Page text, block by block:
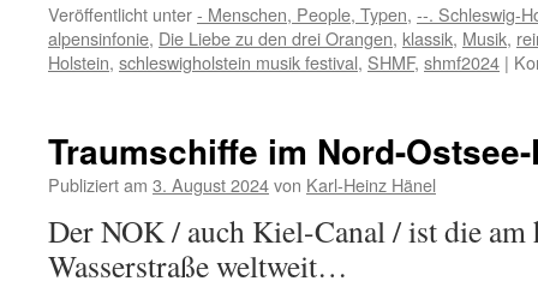
Veröffentlicht unter- Menschen, People, Typen, --. Schleswig-
alpensinfonie, Die Liebe zu den drei Orangen, klassik, Musik,
Holstein, schleswigholstein musik festival, SHMF, shmf2024 |
Traumschiffe im Nord-
Publiziert am 3. August 2024von Karl-Heinz Hänel
Der NOK / auch Kiel-Canal / ist die am
Wasserstraße weltweit…